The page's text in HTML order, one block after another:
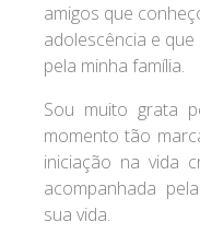
amigos que
adolescência e
pela minha família.
Sou muito grata
momento tão
iniciação na vida
acompanhada
sua vida.